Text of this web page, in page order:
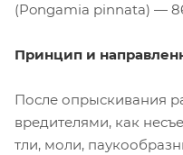
(Pongamia pinnata) —
Принцип и
После опрыскивания
вредителями, как
тли, моли,